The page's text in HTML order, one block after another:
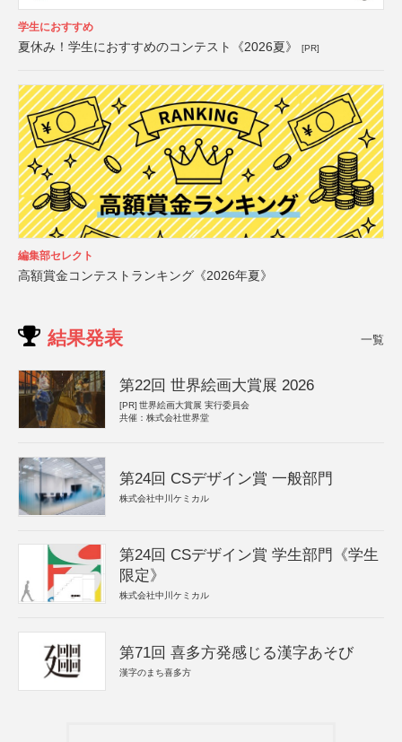
学生におすすめ
夏休み！学生におすすめのコンテスト《2026夏》 [PR]
編集部セレクト
高額賞金コンテストランキング《2026年夏》
結果発表 一覧
第22回 世界絵画大賞展 2026
[PR] 世界絵画大賞展 実行委員会
共催：株式会社世界堂
第24回 CSデザイン賞 一般部門
株式会社中川ケミカル
第24回 CSデザイン賞 学生部門《学生
限定》
株式会社中川ケミカル
第71回 喜多方発感じる漢字あそび
漢字のまち喜多方